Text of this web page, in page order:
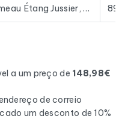
hameau Étang Jussier, 6 Route de Toucy
a um preço de 148,98€
de correio
um desconto de 10%